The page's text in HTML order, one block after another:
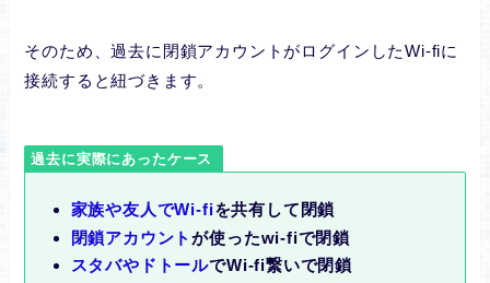
そのため、過去に閉鎖アカウントがログインしたWi-fiに
接続すると紐づきます。
過去に実際にあったケース
家族や友人でWi-fiを共有して閉鎖
閉鎖アカウントが使ったwi-fiで閉鎖
スタバやドトールでWi-fi繋いで閉鎖